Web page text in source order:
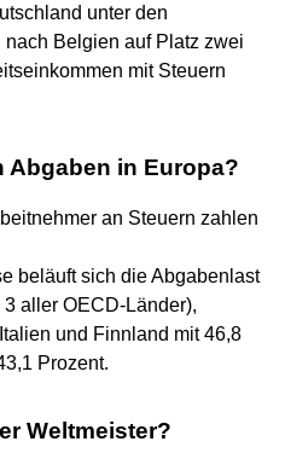
unter den
nach Belgien auf Platz zwei
mit Steuern
Abgaben in Europa?
an Steuern zahlen
beläuft sich die Abgabenlast
aller OECD-Länder),
und Finnland mit 46,8
Prozent.
Weltmeister?